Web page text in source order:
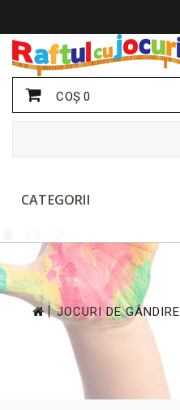
COŞ0
CATEGORII
>
JOCURI DE GÂNDIRE